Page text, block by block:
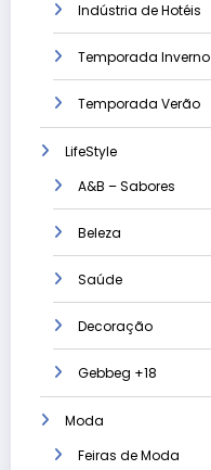
Indústria de Hotéis
Temporada Inverno
Temporada Verão
LifeStyle
A&B – Sabores
Beleza
Saúde
Decoração
Gebbeg +18
Moda
Feiras de Moda